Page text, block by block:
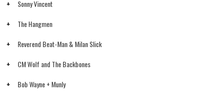
Sonny Vincent
The Hangmen
Reverend Beat-Man & Milan Slick
CM Wolf and The Backbones
Bob Wayne + Munly